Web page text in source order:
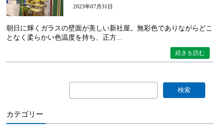
2023年07月31日
朝日に輝くガラスの壁面が美しい新社屋。無彩色でありながらどこ
となく柔らかい色温度を持ち、正方...
続きを読む
カテゴリー